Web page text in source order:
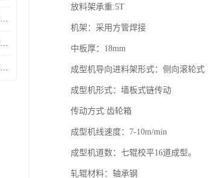
计量箱生产线 计量箱生产设备 电网计量箱加工设备
货架立柱成型机 货架立柱成型设备 货架立柱生产设备
网络机柜自动生产线 服务器机柜生产设备 网络机柜制作设备
放料架承重:5T
机架：采用方管焊接
中板厚：18mm
成型机导向进料架形式：侧向滚轮式
成型机形式：墙板式链传动
传动方式:齿轮箱
成型机线速度：7-10m/min
成型机道数：七辊校平16道成型。
轧辊材料：轴承钢